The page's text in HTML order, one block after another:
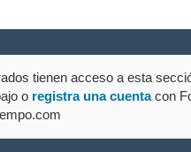
tienen acceso a esta
o registra una cuentacon